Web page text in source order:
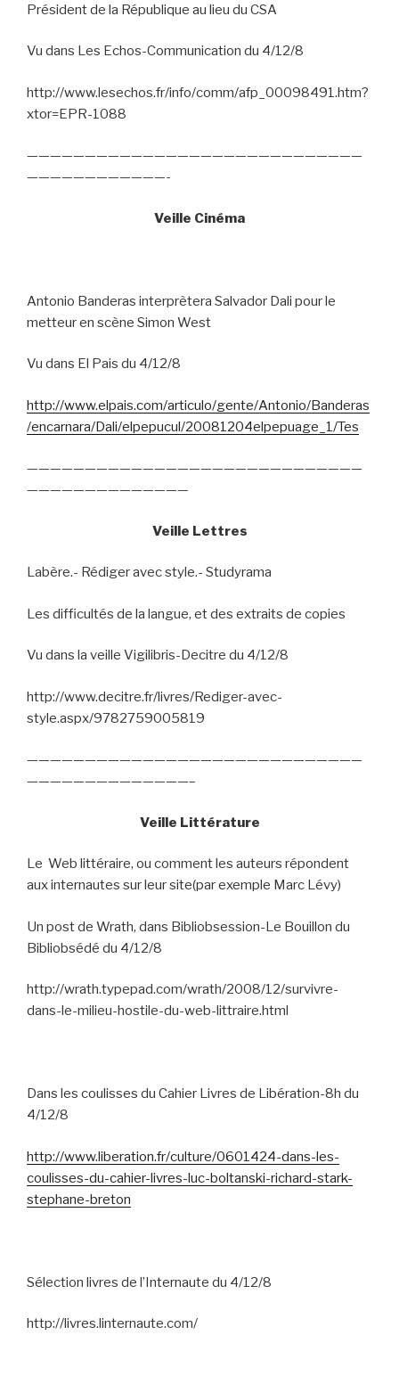
Président de la République au lieu du CSA
Vu dans Les Echos-Communication du 4/12/8
http://www.lesechos.fr/info/comm/afp_00098491.htm?
xtor=EPR-1088
—————————————————————————————
————————————-
Veille Cinéma
Antonio Banderas interprètera Salvador Dali pour le
metteur en scène Simon West
Vu dans El Pais du 4/12/8
http://www.elpais.com/articulo/gente/Antonio/Banderas
/encarnara/Dali/elpepucul/20081204elpepuage_1/Tes
—————————————————————————————
——————————————
Veille Lettres
Labère.- Rédiger avec style.- Studyrama
Les difficultés de la langue, et des extraits de copies
Vu dans la veille Vigilibris-Decitre du 4/12/8
http://www.decitre.fr/livres/Rediger-avec-
style.aspx/9782759005819
—————————————————————————————
——————————————–
Veille Littérature
Le Web littéraire, ou comment les auteurs répondent
aux internautes sur leur site(par exemple Marc Lévy)
Un post de Wrath, dans Bibliobsession-Le Bouillon du
Bibliobsédé du 4/12/8
http://wrath.typepad.com/wrath/2008/12/survivre-
dans-le-milieu-hostile-du-web-littraire.html
Dans les coulisses du Cahier Livres de Libération-8h du
4/12/8
http://www.liberation.fr/culture/0601424-dans-les-
coulisses-du-cahier-livres-luc-boltanski-richard-stark-
stephane-breton
Sélection livres de l’Internaute du 4/12/8
http://livres.linternaute.com/